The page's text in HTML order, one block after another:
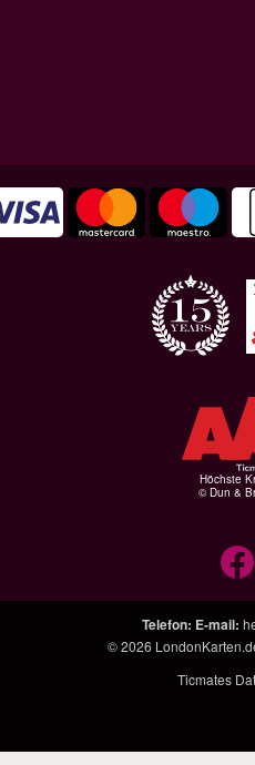
Höchste
© Dun &
Telefon: E-mail:
© 2026
Ticmates